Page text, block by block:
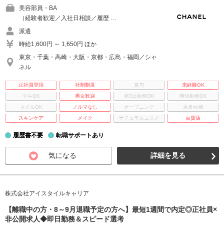
美容部員・BA
（経験者歓迎／入社日相談／履歴 …
派遣
時給1,600円 ～ 1,650円 ほか
東京・千葉・高崎・大阪・京都・広島・福岡／シャ
ネル
正社員登用 社割制度 賞与
未経験OK
学生OK
男女歓迎 週3日勤務OK
時短勤務OK
ネイルOK
ノルマなし オープニング
店長候補
スキンケア
メイク ナチュラルコスメ 百貨店
履歴書不要 転職サポートあり
気になる 詳細を見る
株式会社アイスタイルキャリア
【離職中の方・8～9月退職予定の方へ】最短1週間で内定◎正社員×
非公開求人◆即日勤務＆スピード選考